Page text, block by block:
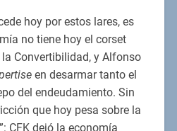
hoy por estos lares, es
no tiene hoy el corset
Convertibilidad, y Alfonso
en desarmar tanto el
del endeudamiento. Sin
que hoy pesa sobre la
CFK dejó la economía